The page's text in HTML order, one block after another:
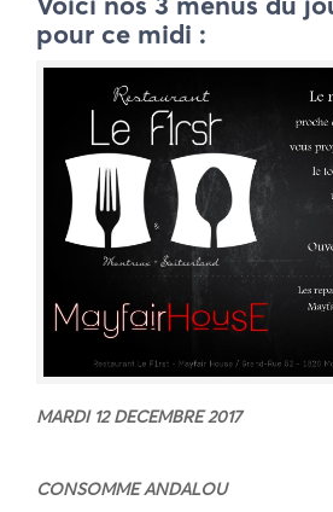
pour ce midi :
MARDI 12 DECEMBRE 2017
CONSOMME ANDALOU